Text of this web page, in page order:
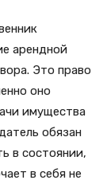
арендной
Это право
оно
имущества
обязан
в состоянии,
в себя не